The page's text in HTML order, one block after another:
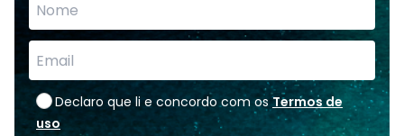
Declaro que li e concordo com os Termos de
uso